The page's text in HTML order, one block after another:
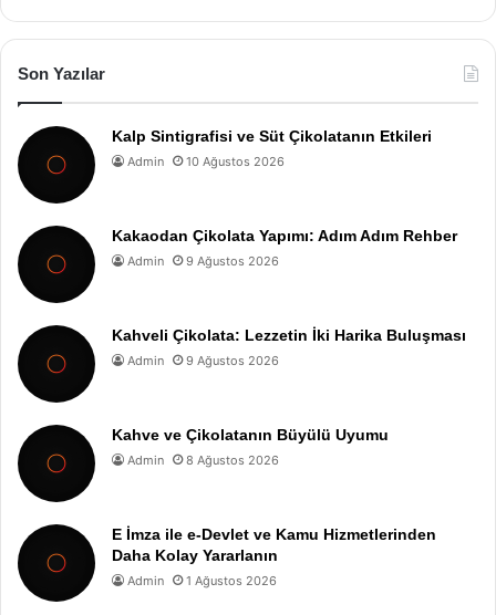
Son Yazılar
Kalp Sintigrafisi ve Süt Çikolatanın Etkileri
Admin 10 Ağustos 2026
Kakaodan Çikolata Yapımı: Adım Adım Rehber
Admin 9 Ağustos 2026
Kahveli Çikolata: Lezzetin İki Harika Buluşması
Admin 9 Ağustos 2026
Kahve ve Çikolatanın Büyülü Uyumu
Admin 8 Ağustos 2026
E İmza ile e-Devlet ve Kamu Hizmetlerinden
Daha Kolay Yararlanın
Admin 1 Ağustos 2026